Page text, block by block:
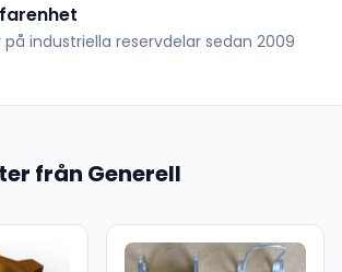
på industriella reservdelar sedan 2009
från Generell